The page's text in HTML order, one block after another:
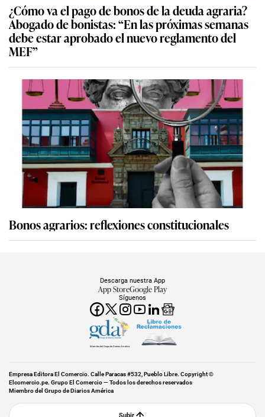
¿Cómo va el pago de bonos de la deuda agraria?
Abogado de bonistas: “En las próximas semanas
debe estar aprobado el nuevo reglamento del
MEF”
Bonos agrarios: reflexiones constitucionales
Síguenos
Descarga nuestra App
App StoreGoogle Play
Miembro del Grupo de Diarios América
Empresa Editora El Comercio. Calle Paracas #532, Pueblo Libre. Copyright ©
Elcomercio.pe. Grupo El Comercio — Todos los derechos reservados
Miembro del Grupo de Diarios América